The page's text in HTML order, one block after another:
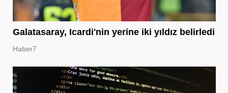
Galatasaray, Icardi'nin yerine iki yıldız belirledi
Haber7